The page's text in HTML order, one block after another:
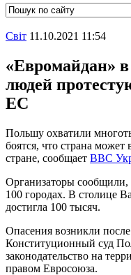
Свiт 11.10.2021 11:54
«Евромайдан»
людей
ЕС
Польшу охватили
боятся, что страна
стране, сообщает ВВС
Организаторы сообщили,
100 городах. В столице
достигла 100 тысяч.
Опасения возникли после
Конституционный суд
законодательство на
правом Евросоюза.